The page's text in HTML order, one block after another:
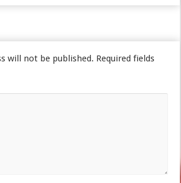
will not be published. Required fields